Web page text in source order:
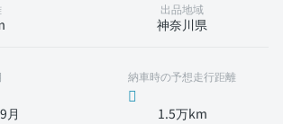
出品地域
神奈川県
月
納車時の予想走行距離
1.5万km